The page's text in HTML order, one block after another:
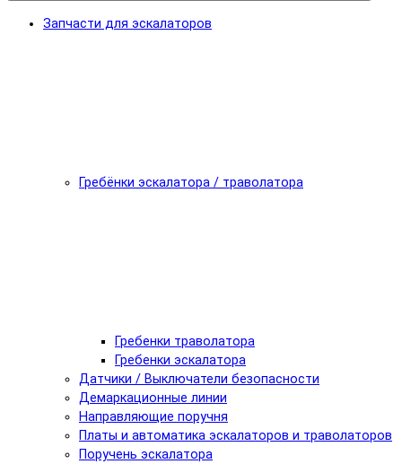
Запчасти для эскалаторов
Гребёнки эскалатора / траволатора
Гребенки траволатора
Гребенки эскалатора
Датчики / Выключатели безопасности
Демаркационные линии
Направляющие поручня
Платы и автоматика эскалаторов и траволаторов
Поручень эскалатора